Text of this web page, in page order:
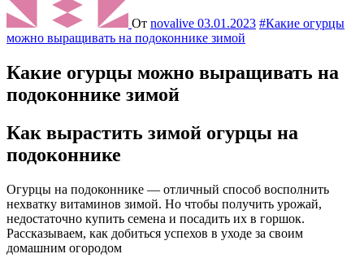
От novalive 03.01.2023 #Какие огурцы
можно выращивать на подоконнике зимой
Какие огурцы можно выращивать на
подоконнике зимой
Как вырастить зимой огурцы на
подоконнике
Огурцы на подоконнике — отличный способ восполнить
нехватку витаминов зимой. Но чтобы получить урожай,
недостаточно купить семена и посадить их в горшок.
Рассказываем, как добиться успехов в уходе за своим
домашним огородом